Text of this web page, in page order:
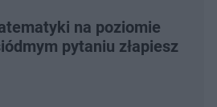
na poziomie
pytaniu złapiesz